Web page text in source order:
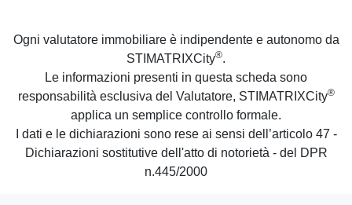
Ogni valutatore immobiliare è indipendente e autonomo da
STIMATRIXCity®.
Le informazioni presenti in questa scheda sono
responsabilità esclusiva del Valutatore, STIMATRIXCity®
applica un semplice controllo formale.
I dati e le dichiarazioni sono rese ai sensi dell’articolo 47 -
Dichiarazioni sostitutive dell'atto di notorietà - del DPR
n.445/2000